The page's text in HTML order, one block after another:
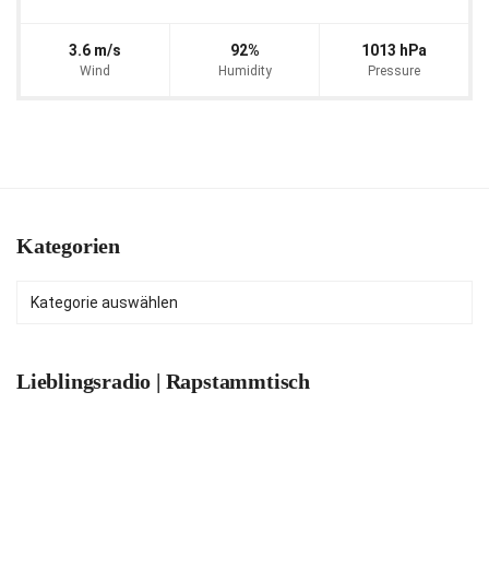
3.6 m/s
Wind
92%
Humidity
1013 hPa
Pressure
Kategorien
Lieblingsradio | Rapstammtisch